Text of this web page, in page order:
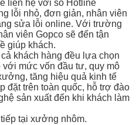
liên hệ với số Hotline
lỗi nhỏ, đơn giản, nhân viên
sửa lỗi online. Với trường
viên Gopco sẽ đến tận
giúp khách.
khách hàng đều lựa chọn
mức vốn đầu tư, quy mô
tăng hiệu quả kinh tế
đặt trên toàn quốc, hỗ trợ đào
sản xuất đến khi khách làm
tại xưởng nhôm.